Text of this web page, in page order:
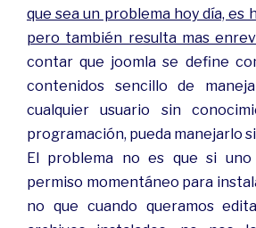
que sea un problema hoy día, es
pero también resulta mas
contar que joomla se define
contenidos sencillo de
cualquier usuario sin
programación, pueda manejarlo
El problema no es que si
permiso momentáneo para
no que cuando queramos